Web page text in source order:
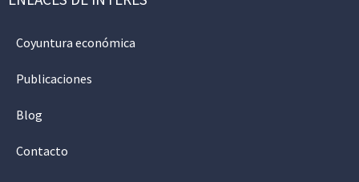
Coyuntura económica
Publicaciones
Blog
Contacto